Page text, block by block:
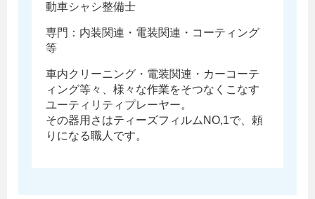
動車シャシ整備士
専門：内装関連・電装関連・コーティング
等
車内クリーニング・電装関連・カーコーテ
ィング等々、様々な作業をそつなくこなす
ユーティリティプレーヤー。
その器用さはティーズフィルムNO,1で、頼
りになる職人です。